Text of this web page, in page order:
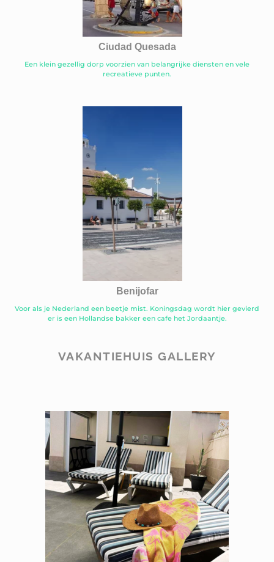
Ciudad Quesada
Een klein gezellig dorp voorzien van belangrijke diensten en vele
recreatieve punten.
Benijofar
Voor als je Nederland een beetje mist. Koningsdag wordt hier gevierd
er is een Hollandse bakker een cafe het Jordaantje.
VAKANTIEHUIS GALLERY